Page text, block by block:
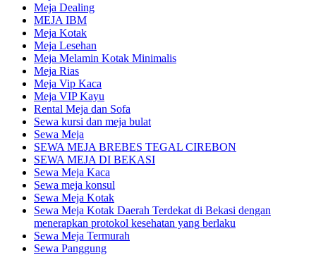
Meja Dealing
MEJA IBM
Meja Kotak
Meja Lesehan
Meja Melamin Kotak Minimalis
Meja Rias
Meja Vip Kaca
Meja VIP Kayu
Rental Meja dan Sofa
Sewa kursi dan meja bulat
Sewa Meja
SEWA MEJA BREBES TEGAL CIREBON
SEWA MEJA DI BEKASI
Sewa Meja Kaca
Sewa meja konsul
Sewa Meja Kotak
Sewa Meja Kotak Daerah Terdekat di Bekasi dengan
menerapkan protokol kesehatan yang berlaku
Sewa Meja Termurah
Sewa Panggung